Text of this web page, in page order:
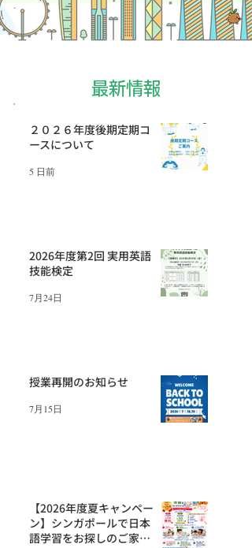
最新情報
２０２６年度後期定期コ
ースについて
5 日前
2026年度第2回 実用英語
技能検定
7月24日
授業再開のお知らせ
7月15日
【2026年度夏キャンペー
ン】シンガポールで日本
語学習をお探しのご家庭